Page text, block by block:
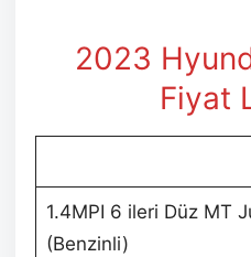
2023
Fiyat
1.4MPI 6 ileri Düz MT
(Benzinli)